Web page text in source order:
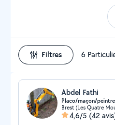
Filtres 6
Abdel Fathi
Placo/maçon/
Brest (Les Quatre
4,6/5 (42